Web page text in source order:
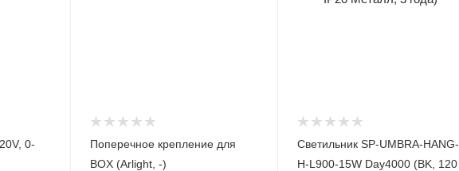
0-
Поперечное крепление для
BOX (Arlight, -)
Светильник SP-UMBRA-HANG-
H-L900-15W Day4000 (BK, 120